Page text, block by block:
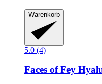
Warenkorb
5.0 (4)
Faces of Fey